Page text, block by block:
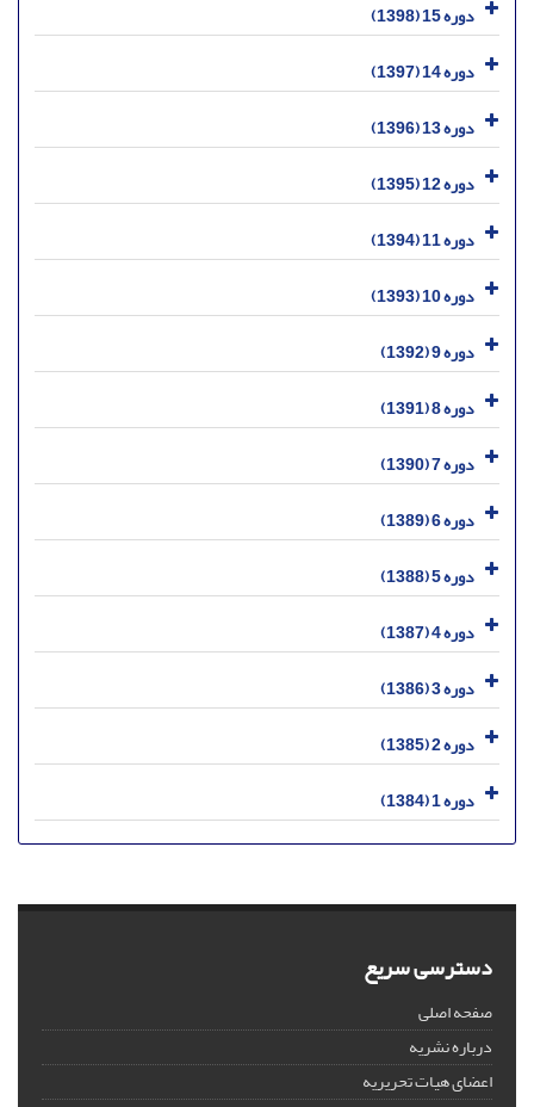
دوره 15 (1398)
دوره 14 (1397)
دوره 13 (1396)
دوره 12 (1395)
دوره 11 (1394)
دوره 10 (1393)
دوره 9 (1392)
دوره 8 (1391)
دوره 7 (1390)
دوره 6 (1389)
دوره 5 (1388)
دوره 4 (1387)
دوره 3 (1386)
دوره 2 (1385)
دوره 1 (1384)
دسترسی سریع
صفحه اصلی
درباره نشریه
اعضای هیات تحریریه